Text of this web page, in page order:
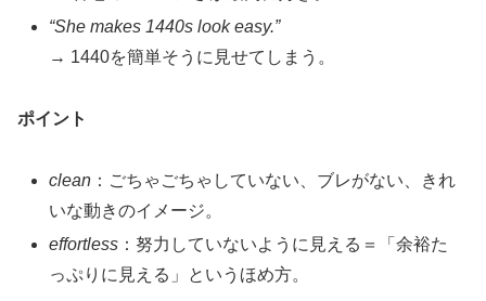
“She makes 1440s look easy.”
→ 1440を簡単そうに見せてしまう。
ポイント
clean ：ごちゃごちゃしていない、ブレがない、きれ
いな動きのイメージ。
effortless ：努力していないように見える＝「余裕た
っぷりに見える」というほめ方。